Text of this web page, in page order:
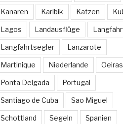
Kanaren Karibik Katzen
Lagos Landausflüge
Langfahrtsegler Lanzarote
Martinique Niederlande Oeiras
Ponta Delgada Portugal
Santiago de Cuba Sao Miguel
Schottland Segeln Spanien